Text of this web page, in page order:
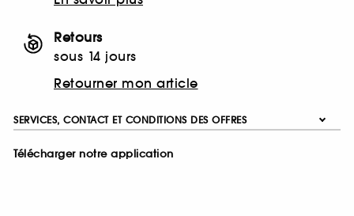
Retours
sous 14 jours
Retourner mon article
SERVICES, CONTACT ET CONDITIONS DES OFFRES
Télécharger notre application